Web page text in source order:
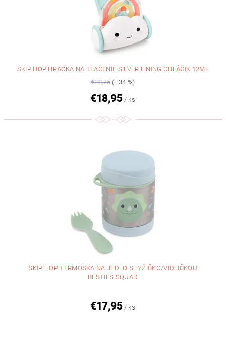
SKIP HOP HRAČKA NA TLAČENIE SILVER LINING OBLÁČIK 12M+
€28,75(–34 %)
€18,95 / ks
SKIP HOP TERMOSKA NA JEDLO S LYŽIČKO/VIDLIČKOU
BESTIES SQUAD
€17,95 / ks